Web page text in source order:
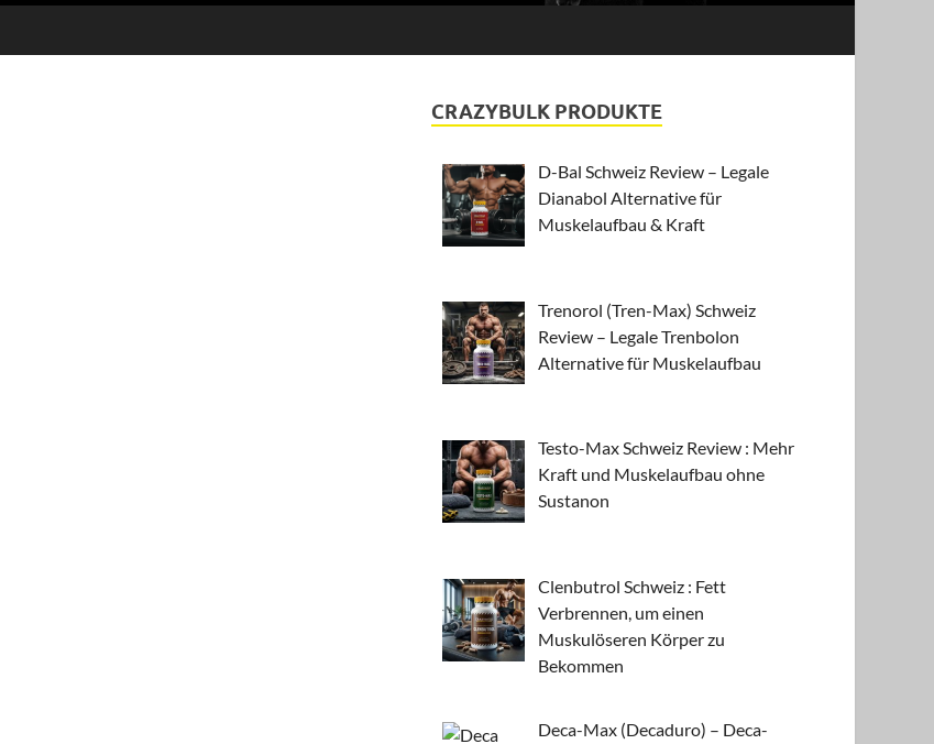
CRAZYBULK PRODUKTE
D-Bal Schweiz Review – Legale
Dianabol Alternative für
Muskelaufbau & Kraft
Trenorol (Tren-Max) Schweiz
Review – Legale Trenbolon
Alternative für Muskelaufbau
Testo-Max Schweiz Review : Mehr
Kraft und Muskelaufbau ohne
Sustanon
Clenbutrol Schweiz : Fett
Verbrennen, um einen
Muskulöseren Körper zu
Bekommen
Deca-Max (Decaduro) – Deca-